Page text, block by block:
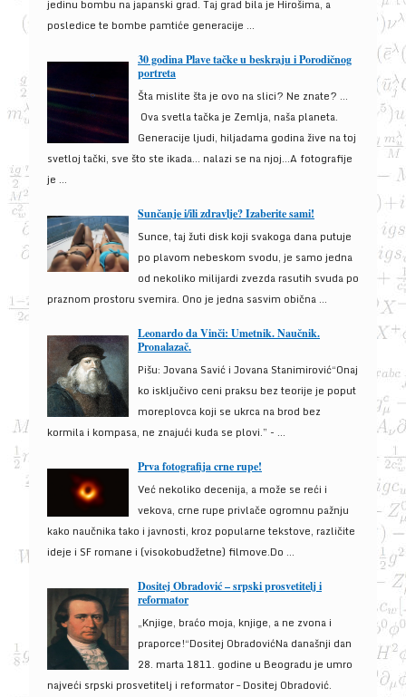
jedinu bombu na japanski grad. Taj grad bila je Hirošima, a
posledice te bombe pamtiće generacije ...
30 godina Plave tačke u beskraju i Porodičnog
portreta
Šta mislite šta je ovo na slici? Ne znate? …
Ova svetla tačka je Zemlja, naša planeta.
Generacije ljudi, hiljadama godina žive na toj
svetloj tački, sve što ste ikada… nalazi se na njoj…A fotografije
je ...
Sunčanje i/ili zdravlje? Izaberite sami!
Sunce, taj žuti disk koji svakoga dana putuje
po plavom nebeskom svodu, je samo jedna
od nekoliko milijardi zvezda rasutih svuda po
praznom prostoru svemira. Ono je jedna sasvim obična ...
Leonardo da Vinči: Umetnik. Naučnik.
Pronalazač.
Pišu: Jovana Savić i Jovana Stanimirović“Onaj
ko isključivo ceni praksu bez teorije je poput
moreplovca koji se ukrca na brod bez
kormila i kompasa, ne znajući kuda se plovi.” - ...
Prva fotografija crne rupe!
Već nekoliko decenija, a može se reći i
vekova, crne rupe privlače ogromnu pažnju
kako naučnika tako i javnosti, kroz popularne tekstove, različite
ideje i SF romane i (visokobudžetne) filmove.Do ...
Dositej Obradović – srpski prosvetitelj i
reformator
„Knjige, braćo moja, knjige, a ne zvona i
praporce!“Dositej ObradovićNa današnji dan
28. marta 1811. godine u Beogradu je umro
najveći srpski prosvetitelj i reformator – Dositej Obradović.